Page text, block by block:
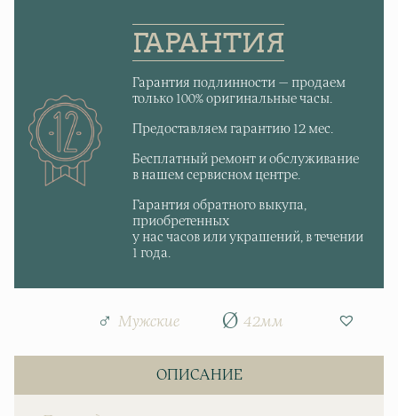
ГАРАНТИЯ
Гарантия подлинности — продаем
только 100% оригинальные часы.
Предоставляем гарантию 12 мес.
Бесплатный ремонт и обслуживание
в нашем сервисном центре.
Гарантия обратного выкупа,
приобретенных
у нас часов или украшений, в течении
1 года.
Мужские 42мм
ОПИСАНИЕ